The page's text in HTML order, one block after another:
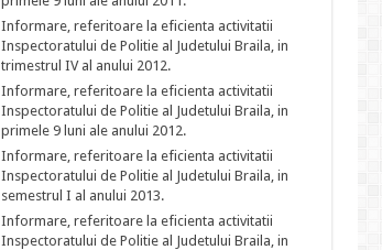
Informare, referitoare la eficienta activitatii
Inspectoratului de Politie al Judetului Braila, in
trimestrul IV al anului 2012.
Informare, referitoare la eficienta activitatii
Inspectoratului de Politie al Judetului Braila, in
primele 9 luni ale anului 2012.
Informare, referitoare la eficienta activitatii
Inspectoratului de Politie al Judetului Braila, in
semestrul I al anului 2013.
Informare, referitoare la eficienta activitatii
Inspectoratului de Politie al Judetului Braila, in